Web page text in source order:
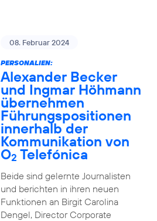
08. Februar 2024
PERSONALIEN:
Alexander Becker
und Ingmar Höhmann
übernehmen
Führungspositionen
innerhalb der
Kommunikation von
O2 Telefónica
Beide sind gelernte Journalisten
und berichten in ihren neuen
Funktionen an Birgit Carolina
Dengel, Director Corporate